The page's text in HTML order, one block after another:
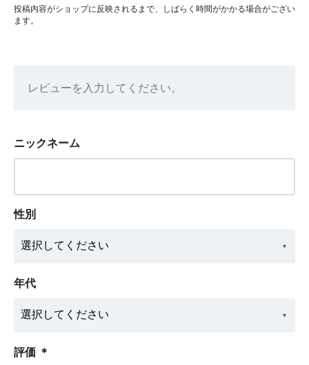
投稿内容がショップに反映されるまで、しばらく時間がかかる場合がござい
ます。
レビューを入力してください。
ニックネーム
性別
年代
評価 ＊